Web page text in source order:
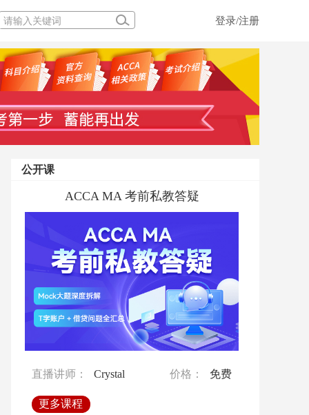
登录/注册
公开课
直播讲师： 价格： 免费
更多课程
ACCA MA 考前私教答疑
直播讲师： Crystal 价格： 免费
更多课程
直播讲师： 价格： 免费
更多课程